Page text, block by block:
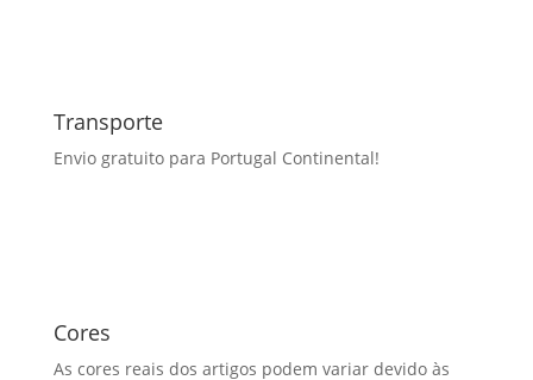
Transporte
Envio gratuito para Portugal Continental!
Cores
As cores reais dos artigos podem variar devido às